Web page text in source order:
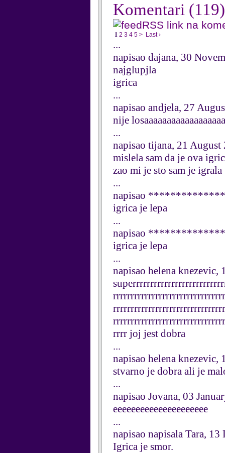
Komentari (119)
RSS link na
1 2 3 4 5 > Last ›
...
napisao dajana, 30
najglupjla
igrica
...
napisao andjela, 27
nije
...
napisao tijana, 21 August
mislela sam da je ova
zao mi je sto sam je igrala
...
napisao
igrica je lepa
...
napisao
igrica je lepa
...
napisao helena knezevic,
rrrr joj jest dobra
...
napisao helena knezevic,
stvarno je dobra ali je
...
napisao Jovana, 03
eeeeeeeeeeeeeeeeeeeee
...
napisao napisala Tara, 13
Igrica je smor.